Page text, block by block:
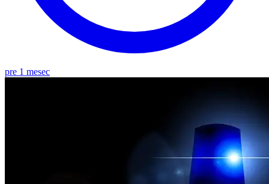
pre 1 mesec